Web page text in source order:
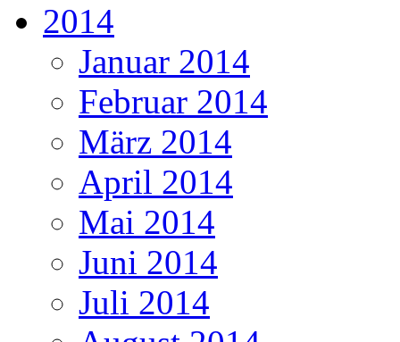
2014
Januar 2014
Februar 2014
März 2014
April 2014
Mai 2014
Juni 2014
Juli 2014